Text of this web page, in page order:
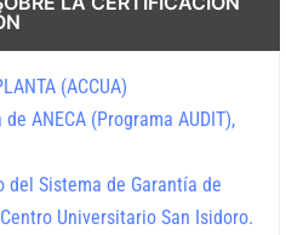
(ACCUA)
ANECA (Programa AUDIT),
del Sistema de Garantía de
Universitario San Isidoro.